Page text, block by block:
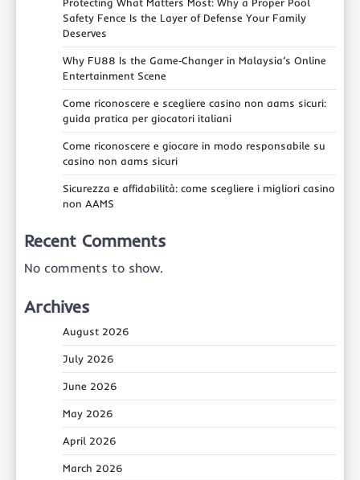
Safety Fence Is the Layer of Defense Your Family
Deserves
Why FU88 Is the Game‑Changer in Malaysia’s Online
Entertainment Scene
Come riconoscere e scegliere casino non aams sicuri:
guida pratica per giocatori italiani
Come riconoscere e giocare in modo responsabile su
casino non aams sicuri
Sicurezza e affidabilità: come scegliere i migliori casino
non AAMS
Recent Comments
No comments to show.
Archives
August 2026
July 2026
June 2026
May 2026
April 2026
March 2026